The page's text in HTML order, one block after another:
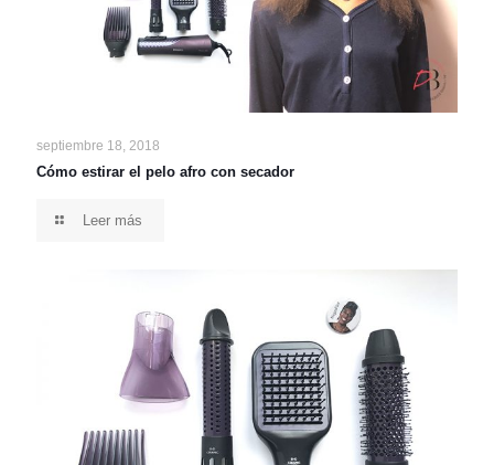
septiembre 18, 2018
Cómo estirar el pelo afro con secador
Leer más